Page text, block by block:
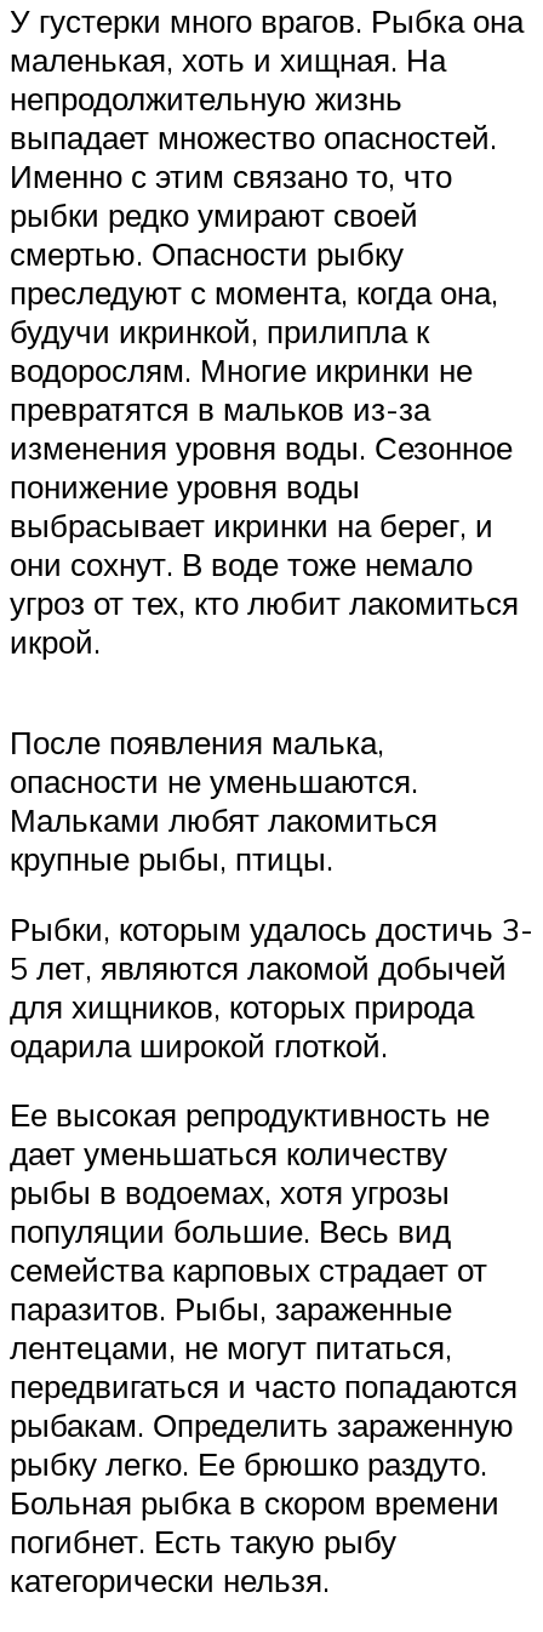
У густерки много врагов. Рыбка она
маленькая, хоть и хищная. На
непродолжительную жизнь
выпадает множество опасностей.
Именно с этим связано то, что
рыбки редко умирают своей
смертью. Опасности рыбку
преследуют с момента, когда она,
будучи икринкой, прилипла к
водорослям. Многие икринки не
превратятся в мальков из-за
изменения уровня воды. Сезонное
понижение уровня воды
выбрасывает икринки на берег, и
они сохнут. В воде тоже немало
угроз от тех, кто любит лакомиться
икрой.
После появления малька,
опасности не уменьшаются.
Мальками любят лакомиться
крупные рыбы, птицы.
Рыбки, которым удалось достичь 3-
5 лет, являются лакомой добычей
для хищников, которых природа
одарила широкой глоткой.
Ее высокая репродуктивность не
дает уменьшаться количеству
рыбы в водоемах, хотя угрозы
популяции большие. Весь вид
семейства карповых страдает от
паразитов. Рыбы, зараженные
лентецами, не могут питаться,
передвигаться и часто попадаются
рыбакам. Определить зараженную
рыбку легко. Ее брюшко раздуто.
Больная рыбка в скором времени
погибнет. Есть такую рыбу
категорически нельзя.